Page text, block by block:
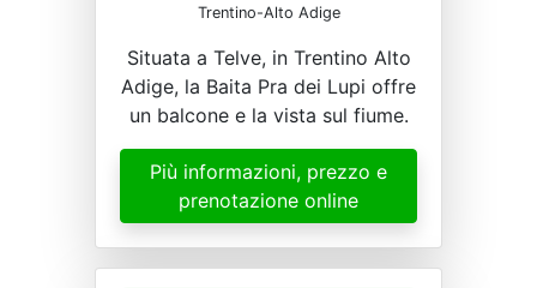
Trentino-Alto Adige
Situata a Telve, in Trentino Alto
Adige, la Baita Pra dei Lupi offre
un balcone e la vista sul fiume.
Più informazioni, prezzo e
prenotazione online